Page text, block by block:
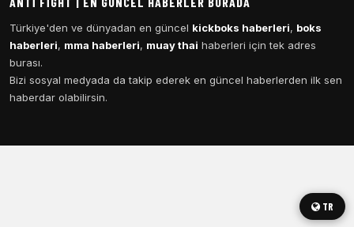
Türkiye'den ve dünyadan en güncel kickboks haberleri, boks
haberleri, mma haberleri, muay thai haberleri için tek adres
burası.
Bizi sosyal medyada da takip ederek en güncel haberlerden ilk sen
haberdar olabilirsin.
TR